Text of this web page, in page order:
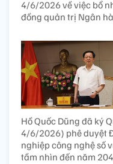
4/6/2026 về việc bổ
đồng quản trị Ngân
Hồ Quốc Dũng đã ký
4/6/2026) phê duyệt
nghiệp công nghệ số
tầm nhìn đến năm